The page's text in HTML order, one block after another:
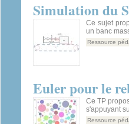
Simulation du
Ce sujet
un banc
Ressource
Euler pour le
Ce TP
s'appuyant
Ressource